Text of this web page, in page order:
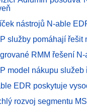
nástrojů N-able
služby pomáhají řešit
RMM řešení
model nákupu
EDR poskytuje
rozvoj segmentu